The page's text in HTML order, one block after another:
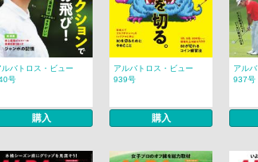
ルバトロス・ビュー
号
購入
アルバトロス・ビュー
939号
購入
アル
937号